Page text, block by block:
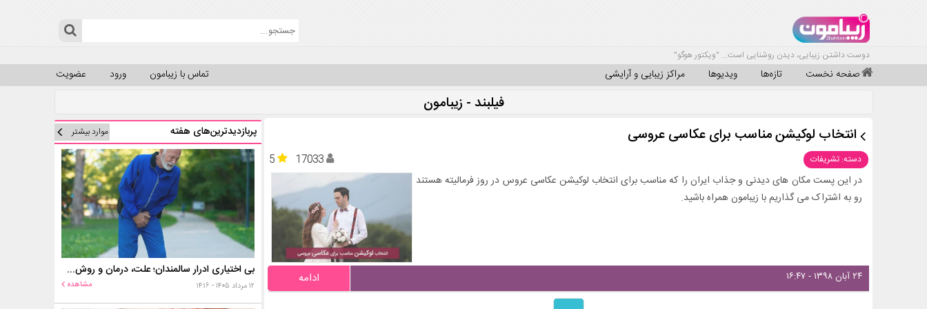
دوست داشتن زیبایی، دیدن روشنایی است... "ویکتور هوگو"
صفحه نخست تازه‌ها ویدیوها مراکز زیبایی و آرایشی عضویت ورود تماس با زیبامون
فیلبند - زیبامون
انتخاب لوکیشن مناسب برای عکاسی عروسی
دسته: تشریفات 5
17033
در این پست مکان های دیدنی و جذاب ایران را که مناسب برای انتخاب لوکیشن عکاسی عروس در روز فرمالیته هستند
رو به اشتراک می گذاریم با زیبامون همراه باشید.
۲۴ آبان ۱۳۹۸ - ۱۶:۴۷ ادامه
پربازدیدترین‌های هفته موارد بیشتر
بی اختیاری ادرار سالمندان؛ علت، درمان و روش‌های کنترل در منزل
۱۲ مرداد ۱۴۰۵ - ۱۴:۱۶ مشاهده